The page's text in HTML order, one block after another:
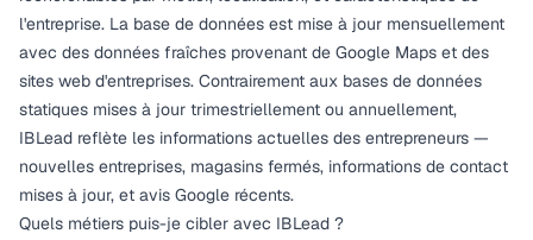
l'entreprise. La base de données est mise à jour mensuellement
avec des données fraîches provenant de Google Maps et des
sites web d'entreprises. Contrairement aux bases de données
statiques mises à jour trimestriellement ou annuellement,
IBLead reflète les informations actuelles des entrepreneurs —
nouvelles entreprises, magasins fermés, informations de contact
mises à jour, et avis Google récents.
Quels métiers puis-je cibler avec IBLead ?